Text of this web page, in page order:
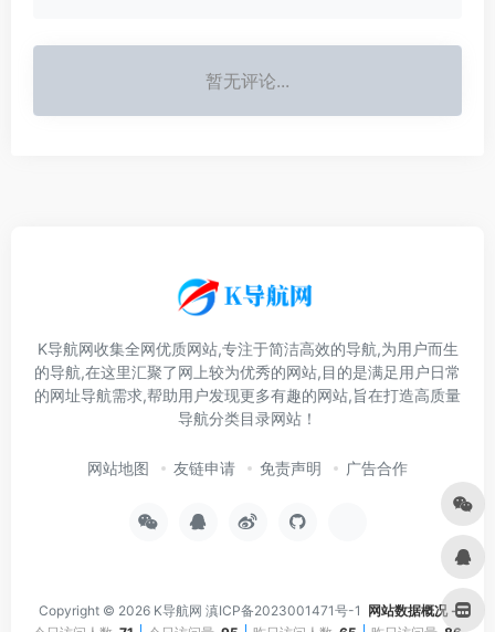
暂无评论...
K导航网收集全网优质网站,专注于简洁高效的导航,为用户而生
的导航,在这里汇聚了网上较为优秀的网站,目的是满足用户日常
的网址导航需求,帮助用户发现更多有趣的网站,旨在打造高质量
导航分类目录网站！
网站地图 友链申请 免责声明 广告合作
Copyright © 2026 K导航网 滇ICP备2023001471号-1 网站数据概况 -